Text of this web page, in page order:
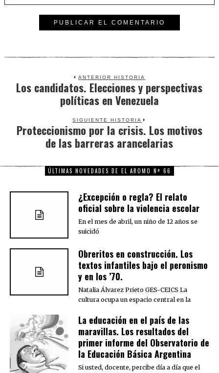
ANTERIOR HISTORIA
Previous
post:
Los candidatos. Elecciones y perspectivas
políticas en Venezuela
SIGUIENTE HISTORIA
Next
post:
Proteccionismo por la crisis. Los motivos
de las barreras arancelarias
ÚLTIMAS NOVEDADES DE EL AROMO Nº 66
¿Excepción o regla? El relato
oficial sobre la violencia escolar
En el mes de abril, un niño de 12 años se
suicidó
Obreritos en construcción. Los
textos infantiles bajo el peronismo
y en los ’70.
Natalia Álvarez Prieto GES-CEICS La
cultura ocupa un espacio central en la
La educación en el país de las
maravillas. Los resultados del
primer informe del Observatorio de
la Educación Básica Argentina
Si usted, docente, percibe día a día que el